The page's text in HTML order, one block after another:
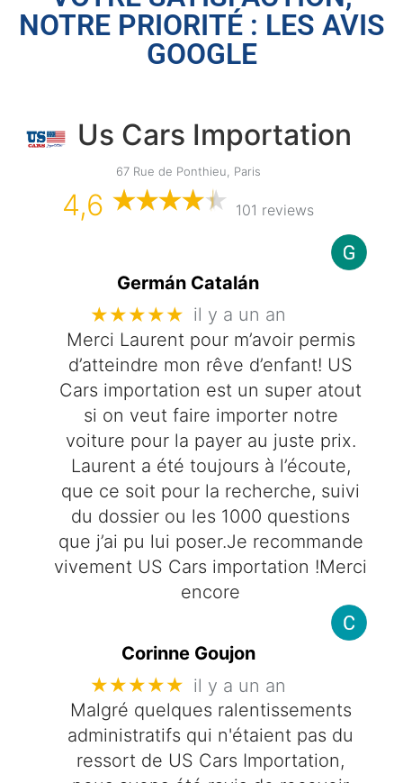
NOTRE PRIORITÉ : LES AVIS
GOOGLE
Us Cars Importation
67 Rue de Ponthieu, Paris
4,6 101 reviews
Germán Catalán
★★★★★ il y a un an
Merci Laurent pour m’avoir permis
d’atteindre mon rêve d’enfant! US
Cars importation est un super atout
si on veut faire importer notre
voiture pour la payer au juste prix.
Laurent a été toujours à l’écoute,
que ce soit pour la recherche, suivi
du dossier ou les 1000 questions
que j’ai pu lui poser.Je recommande
vivement US Cars importation !Merci
encore
Corinne Goujon
★★★★★ il y a un an
Malgré quelques ralentissements
administratifs qui n'étaient pas du
ressort de US Cars Importation,